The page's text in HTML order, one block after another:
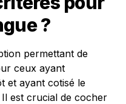
?
permettant de
ceux ayant
et ayant cotisé le
est crucial de cocher